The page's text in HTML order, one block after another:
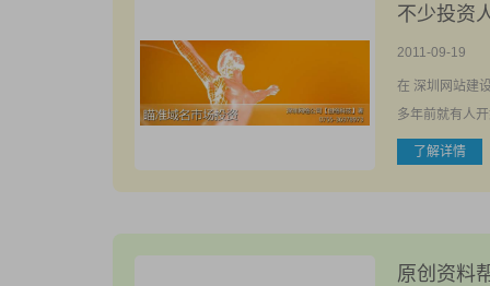
不少投资
2011-09-19
在 深圳网站建
多年前就有人
了解详情
原创资料